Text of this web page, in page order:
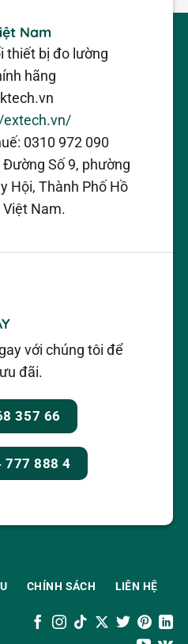
Nam
thiết bị đo lường
hãng
extech.vn/
0310 972 090
Số 9, phường
Hội, Thành Phố Hồ
Việt Nam.
với chúng tôi để
đãi.
357 66
777 888 4
CHÍNH SÁCH LIÊN HỆ